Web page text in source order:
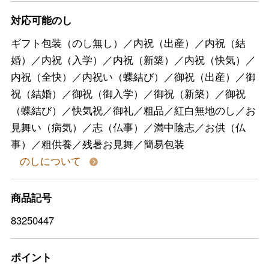
対応可能のし
ギフト包装（のし無し）／内祝（出産）／内祝（結
婚）／内祝（入学）／内祝（新築）／内祝（快気）／
内祝（全快）／内祝い（蝶結び）／御祝（出産）／御
祝（結婚）／御祝（御入学）／御祝（新築）／御祝
（蝶結び）／快気祝／御礼／粗品／紅白無地のし／お
見舞い（病気）／志（仏事）／満中陰志／お供（仏
事）／粗供養／残暑お見舞／簡易包装
のしについて
商品記号
83250447
ポイント